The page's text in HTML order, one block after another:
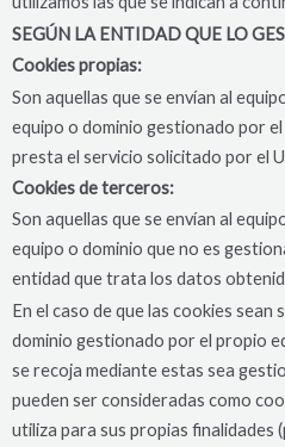
SEGÚN LA ENTIDAD QUE LO
Cookies propias:
Son aquellas que se envían al
equipo o dominio gestionado por
presta el servicio solicitado por el
Cookies de terceros:
Son aquellas que se envían al
equipo o dominio que no es
entidad que trata los datos
En el caso de que las cookies sean
dominio gestionado por el propio
se recoja mediante estas sea
pueden ser consideradas como
utiliza para sus propias finalidades